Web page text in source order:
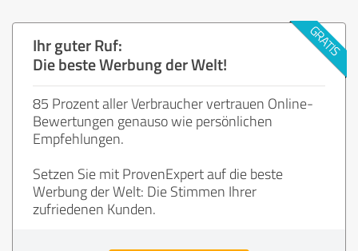
Ihr guter Ruf:
Die beste Werbung der Welt!
85 Prozent aller Verbraucher vertrauen Online-
Bewertungen genauso wie persönlichen
Empfehlungen.
Setzen Sie mit ProvenExpert auf die beste
Werbung der Welt: Die Stimmen Ihrer
zufriedenen Kunden.